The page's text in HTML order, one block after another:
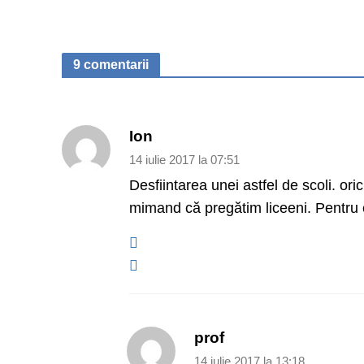
9 comentarii
Ion
14 iulie 2017 la 07:51
Desfiintarea unei astfel de scoli.
mimand că pregătim liceeni. Pentru
prof